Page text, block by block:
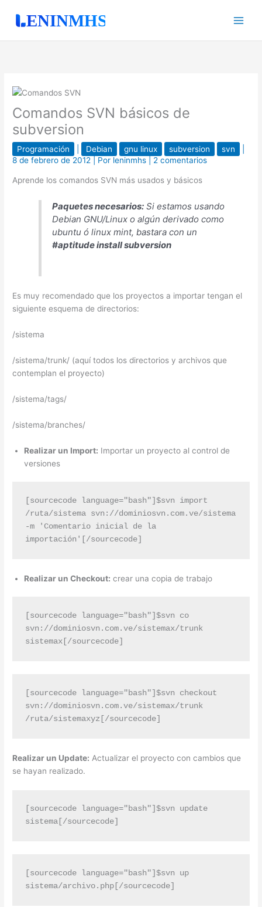
Comandos SVN básicos de
subversion
Programación Debian gnu linux subversion svn
8 de febrero de 2012
| Por leninmhs 2 comentarios
Aprende los comandos SVN más usados y básicos
Paquetes necesarios: Si estamos usando
Debian GNU/Linux o algún derivado como
ubuntu ó linux mint, bastara con un
#aptitude install subversion
Es muy recomendado que los proyectos a importar tengan el
siguiente esquema de directorios:
/sistema
/sistema/trunk/ (aquí todos los directorios y archivos que
contemplan el proyecto)
/sistema/tags/
/sistema/branches/
Realizar un Import: Importar un proyecto al control de
versiones
[sourcecode language="bash"]$svn import
/ruta/sistema svn://dominiosvn.com.ve/sistema
-m 'Comentario inicial de la
importación'[/sourcecode]
Realizar un Checkout: crear una copia de trabajo
[sourcecode language="bash"]$svn co
svn://dominiosvn.com.ve/sistemax/trunk
sistemax[/sourcecode]
[sourcecode language="bash"]$svn checkout
svn://dominiosvn.com.ve/sistemax/trunk
/ruta/sistemaxyz[/sourcecode]
Realizar un Update: Actualizar el proyecto con cambios que
se hayan realizado.
[sourcecode language="bash"]$svn update
sistema[/sourcecode]
[sourcecode language="bash"]$svn up
sistema/archivo.php[/sourcecode]